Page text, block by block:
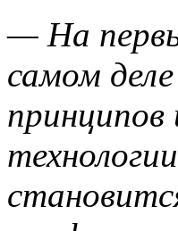
— На
самом